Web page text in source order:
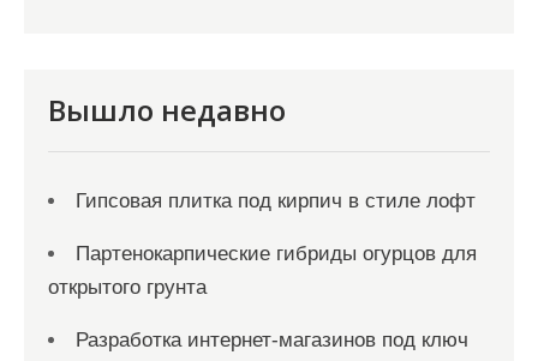
Вышло недавно
Гипсовая плитка под кирпич в стиле лофт
Партенокарпические гибриды огурцов для
открытого грунта
Разработка интернет-магазинов под ключ